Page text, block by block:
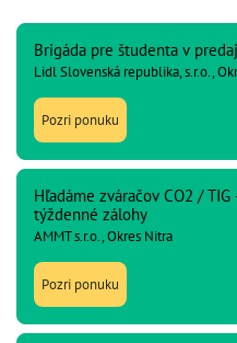
Brigáda pre študenta v
Lidl Slovenská republika, s.r.o.,
Pozri ponuku
Hľadáme zváračov CO2 /
týždenné zálohy
AMMT s.r.o., Okres Nitra
Pozri ponuku